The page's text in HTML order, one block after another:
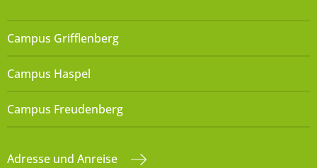
Campus Grifflenberg
Campus Haspel
Campus Freudenberg
Adresse und Anreise